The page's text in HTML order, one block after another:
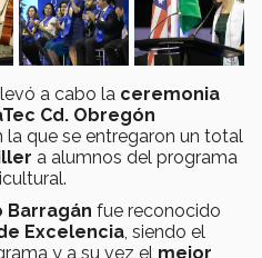
a cabo la ceremonia
Cd. Obregón
la que se entregaron un total
a alumnos del programa
Barragán fue reconocido
Excelencia , siendo el
y a su vez el mejor